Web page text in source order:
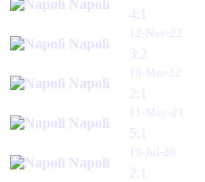
Napoli
4:1
Napoli
12-Nov-22
3:2
Napoli
19-Mar-22
2:1
Napoli
11-May-21
5:1
Napoli
19-Jul-20
2:1